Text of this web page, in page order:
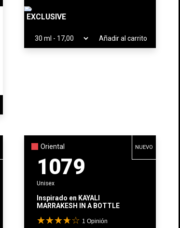
EXCLUSIVE
Añadir al carrito
Oriental
1079
Unisex
Inspirado en KAYALI
MARRAKESH IN A BOTTLE
1 Opinión
NUEVO